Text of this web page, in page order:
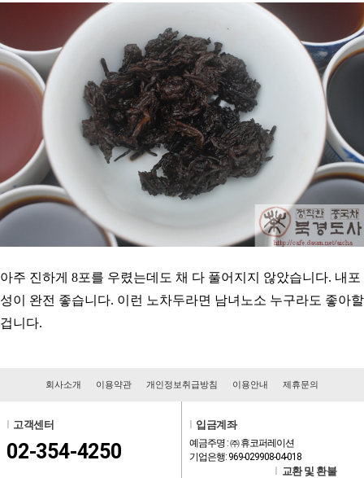
아주 진하게 8포를 우렸는데도 채 다 풀어지지 않았습니다. 내포
성이 완전 좋습니다. 이런 노차두라면 남녀노소 누구라도 좋아할
겁니다.
회사소개 이용약관 개인정보취급방침 이용안내 제휴문의
고객센터
02-354-4250
입금계좌
예금주명 : ㈜ 휴코퍼레이션
기업은행: 969-029908-04-018
교환 및 환불